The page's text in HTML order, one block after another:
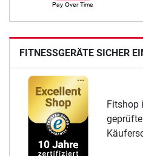
FITNESSGERÄTE SICHER
Fitshop